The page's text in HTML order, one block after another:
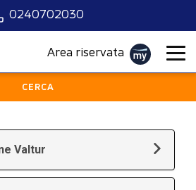
0240702030
Area riservata
CERCA
PARTI ORA
Valtur